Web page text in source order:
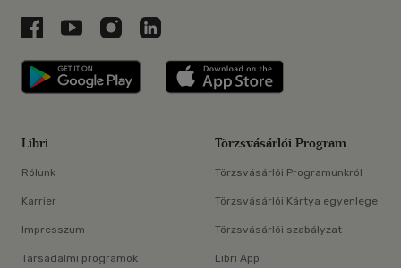
Libri a Facebookon
Libri a Youtube-on
Libri az Instagramon
Libri a LinkedInen
Libri applikáció Szerezd meg: Google
Libri
Rólunk
Karrier
Impresszum
Társadalmi programok
Törzsvásárlói Program
Törzsvásárlói Programunkról
Törzsvásárlói Kártya egyenlege
Törzsvásárlói szabályzat
Libri App